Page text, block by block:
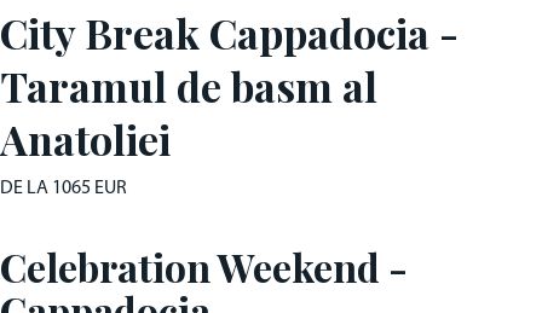
City Break Cappadocia -
Taramul de basm al
Anatoliei
DE LA 1065 EUR
Celebration Weekend -